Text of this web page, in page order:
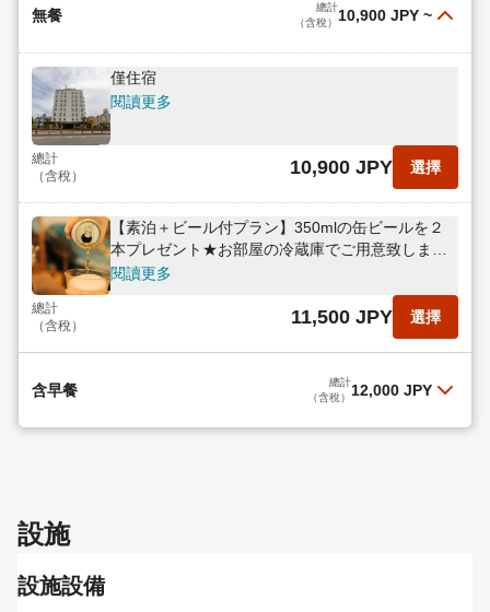
無餐
總計
（含稅） 10,900 JPY ~
僅住宿
閱讀更多
總計
（含稅）
10,900 JPY 選擇
【素泊＋ビール付プラン】350mlの缶ビールを２
本プレゼント★お部屋の冷蔵庫でご用意致しま
す！
閱讀更多
總計
（含稅）
11,500 JPY 選擇
含早餐
總計
（含稅） 12,000 JPY
總計
（含稅）
設施
設施設備